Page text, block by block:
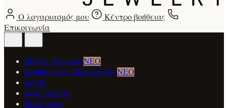
Ο λογαριασμός μου
Κέντρο βοήθειας
Επικοινωνία
Βοηθός Αγορών ΝΕΟ
Καθημερινές Προσφορές ΝΕΟ
Κολιέ
Σκουλαρίκια
Βραχιόλια